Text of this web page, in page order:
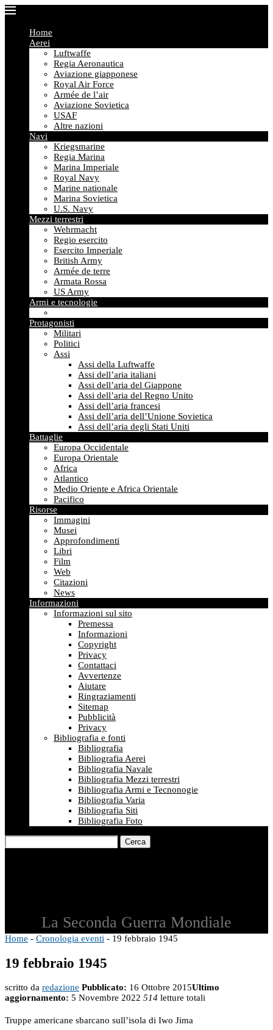
Home
Aerei
Luftwaffe
Regia Aeronautica
Aviazione giapponese
Royal Air Force
Armée de l’air
Aviazione Sovietica
USAF
Altre nazioni
Navi
Kriegsmarine
Regia Marina
Marina Imperiale
Royal Navy
Marine nationale
Marina Sovietica
U.S. Navy
Mezzi terrestri
Wehrmacht
Regio esercito
Esercito Imperiale
British Army
Armée de terre
Armata Rossa
US Army
Armi e tecnologie
Protagonisti
Militari
Politici
Assi
Assi della Luftwaffe
Assi dell’aria italiani
Assi dell’aria del Giappone
Assi dell’aria del Regno Unito
Assi dell’aria francesi
Assi dell’aria dell’Unione Sovietica
Assi dell’aria degli Stati Uniti
Battaglie
Europa Occidentale
Europa Orientale
Africa
Atlantico
Medio Oriente e Africa Orientale
Pacifico
Risorse
Immagini
Musei
Approfondimenti
Libri
Film
Web
Citazioni
News
Informazioni
Informazioni sul sito
Premessa
Informazioni
Copyright
Privacy
Contattaci
Avvertenze
Aiutare
Ringraziamenti
Sitemap
Pubblicità
Privacy
Bibliografia e fonti
Bibliografia
Bibliografia Aerei
Bibliografia Navale
Bibliografia Mezzi terrestri
Bibliografia Armi e Tecnonogie
Bibliografia Varia
Bibliografia Siti
Bibliografia Foto
Cerca
La Seconda Guerra Mondiale
Home - Cronologia eventi - 19 febbraio 1945
19 febbraio 1945
scritto da redazione Pubblicato: 16 Ottobre 2015Ultimo
aggiornamento: 5 Novembre 2022 514 letture totali
Truppe americane sbarcano sull’isola di Iwo Jima